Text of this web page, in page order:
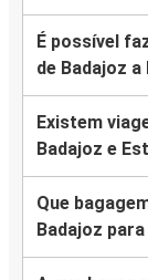
É possível
de Badajoz
Existem
Badajoz e
Que
Badajoz